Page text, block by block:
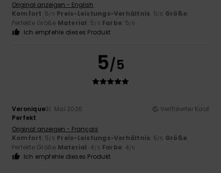
Original anzeigen - English
Komfort: 5/5 Preis-Leistungs-Verhältnis: 5/5 Größe:
Perfekte Größe Material: 5/5 Farbe: 5/5
Ich empfehle dieses Produkt
5/5
Veronique31. Mai 2026
Verifizierter Kauf
Perfekt
Original anzeigen - Français
Komfort: 5/5 Preis-Leistungs-Verhältnis: 5/5 Größe:
Perfekte Größe Material: 4/5 Farbe: 4/5
Ich empfehle dieses Produkt